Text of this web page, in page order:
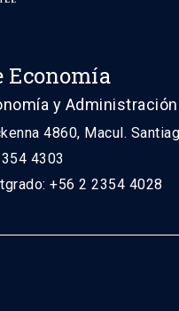
y Administración
4860, Macul.
4303
+56 2 2354 4028